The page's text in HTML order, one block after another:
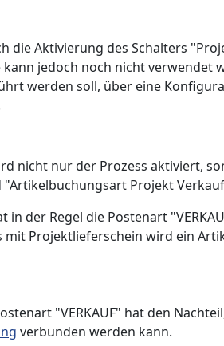
die Aktivierung des Schalters
jedoch noch nicht verwendet
werden soll, über eine
nicht nur der Prozess aktiviert,
"Artikelbuchungsart Projekt
der Regel die Postenart
mit Projektlieferschein wird ein
"VERKAUF" hat den
verbunden werden kann.